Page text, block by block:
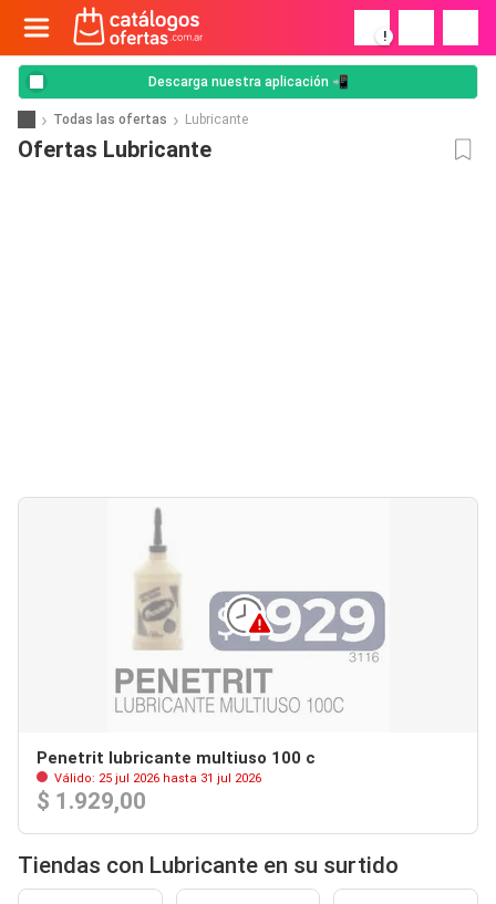
!
Descarga nuestra aplicación 📲
Todas las ofertas Lubricante
Ofertas Lubricante
Penetrit lubricante multiuso 100 c
Válido: 25 jul 2026 hasta 31 jul 2026
$ 1.929,00
Tiendas con Lubricante en su surtido